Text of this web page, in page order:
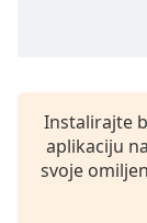
dialog
window.
Instalirajte
aplikaciju
svoje